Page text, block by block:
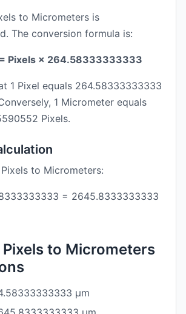
to Micrometers is
The conversion formula is:
Pixels × 264.58333333333
1 Pixel equals 264.58333333333
1 Micrometer equals
Pixels.
to Micrometers:
= 2645.8333333333
to Micrometers
μm